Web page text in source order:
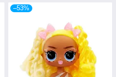
–53%